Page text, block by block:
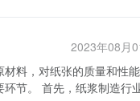
优势，他们也积极开拓
在国际市场上有竞争力
发展。因此，进出口对
。随着包装需求的增加
行业发展仍
，纸浆制造商必须寻找
2023年08月
料，对纸张的质量和性
行业的